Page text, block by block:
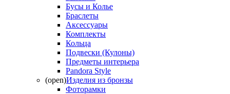
Бусы и Колье
Браслеты
Аксессуары
Комплекты
Кольца
Подвески (Кулоны)
Предметы интерьера
Pandora Style
(open)Изделия из бронзы
Фоторамки